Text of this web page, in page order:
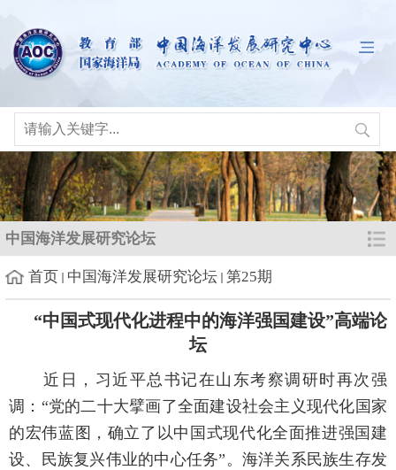
中国海洋发展研究论坛
首页 中国海洋发展研究论坛 第25期
“中国式现代化进程中的海洋强国建设”高端论
坛
近日，习近平总书记在山东考察调研时再次强
调：“党的二十大擘画了全面建设社会主义现代化国家
的宏伟蓝图，确立了以中国式现代化全面推进强国建
设、民族复兴伟业的中心任务”。海洋关系民族生存发